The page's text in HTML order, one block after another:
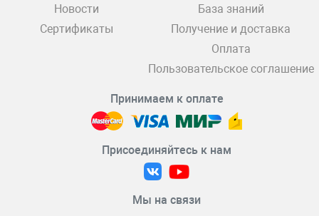
Новости
Сертификаты
База знаний
Получение и доставка
Оплата
Пользовательское соглашение
Принимаем к оплате
Присоединяйтесь к нам
Мы на связи